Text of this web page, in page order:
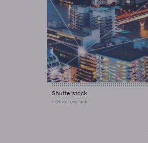
Shutterstock
© Shutterstock